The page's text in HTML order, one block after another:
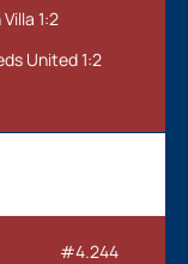
1:2
United 1:2
#4.244